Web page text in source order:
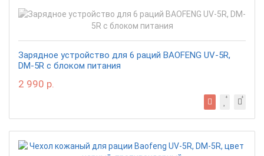
Зарядное устройство для 6 раций BAOFENG UV-5R,
DM-5R с блоком питания
2 990 р.